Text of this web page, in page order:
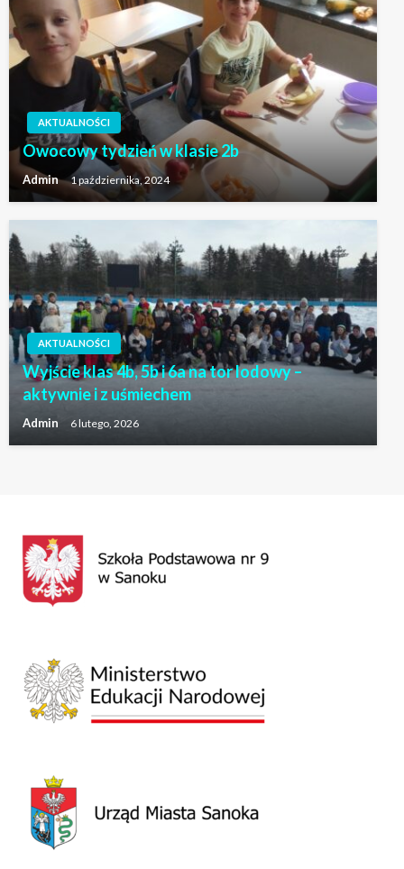
AKTUALNOŚCI
Owocowy tydzień w klasie 2b
Admin 1 października, 2024
AKTUALNOŚCI
Wyjście klas 4b, 5b i 6a na tor lodowy –
aktywnie i z uśmiechem
Admin 6 lutego, 2026